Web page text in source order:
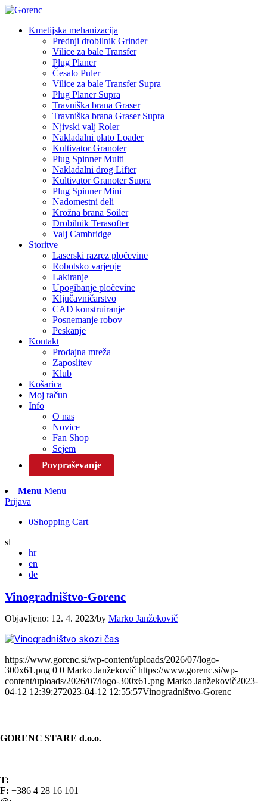
Kmetijska mehanizacija
Prednji drobilnik Grinder
Vilice za bale Transfer
Plug Planer
Česalo Puler
Vilice za bale Transfer Supra
Plug Planer Supra
Travniška brana Graser
Travniška brana Graser Supra
Njivski valj Roler
Nakladalni plato Loader
Kultivator Granoter
Plug Spinner Multi
Nakladalni drog Lifter
Kultivator Granoter Supra
Plug Spinner Mini
Nadomestni deli
Krožna brana Soiler
Drobilnik Terasofter
Valj Cambridge
Storitve
Laserski razrez pločevine
Robotsko varjenje
Lakiranje
Upogibanje pločevine
Ključavničarstvo
CAD konstruiranje
Posnemanje robov
Peskanje
Kontakt
Prodajna mreža
Zaposlitev
Klub
Košarica
Moj račun
Info
O nas
Novice
Fan Shop
Sejem
Povpraševanje
Menu Menu
Prijava
0Shopping Cart
sl
hr
en
de
Vinogradništvo-Gorenc
Objavljeno: 12. 4. 2023/by Marko Janžekovič
https://www.gorenc.si/wp-content/uploads/2026/07/logo-
300x61.png 0 0 Marko Janžekovič https://www.gorenc.si/wp-
content/uploads/2026/07/logo-300x61.png Marko Janžekovič2023-
04-12 12:39:272023-04-12 12:55:57Vinogradništvo-Gorenc
GORENC STARE d.o.o.
T:
F: +386 4 28 16 101